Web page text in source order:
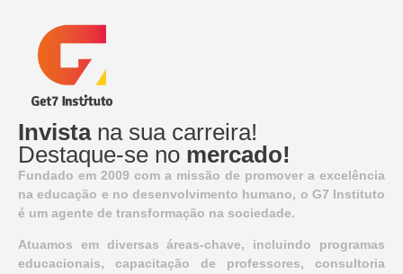
Invistana sua carreira!
Destaque-se no mercado!
Fundado em 2009 com a missão de promover a excelência
na educação e no desenvolvimento humano, o G7 Instituto
é um agente de transformação na sociedade.
Atuamos em diversas áreas-chave, incluindo programas
educacionais, capacitação de professores, consultoria